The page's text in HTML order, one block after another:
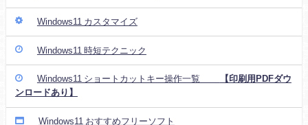
Windows11 カスタマイズ
Windows11 時短テクニック
Windows11 ショートカットキー操作一覧
【印刷用PDFダウ
ンロードあり】
Windows11 おすすめフリーソフト